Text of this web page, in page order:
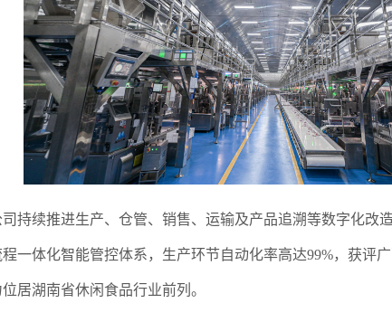
持续推进生产、仓管、销售、运输及产品追溯等数字化改
一体化智能管控体系，生产环节自动化率高达99%，获评
居湖南省休闲食品行业前列。